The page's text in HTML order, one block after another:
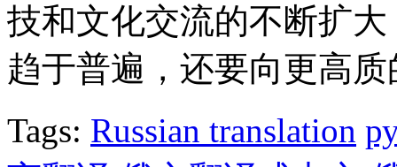
技和文化交流的不断扩
趋于普遍，还要向更高
Tags: Russian translation